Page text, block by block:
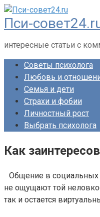
Перейти
к
контенту
Пси-
интересные статьи с
Советы психолога
Любовь и
Семья и дети
Страхи и фобии
Личностный рост
Выбрать психолога
Как
Общение в социальных
не ощущают той
так и остается